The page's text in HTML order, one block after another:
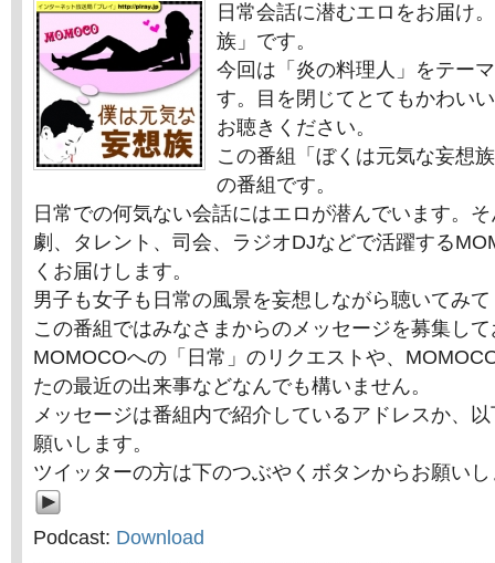
日常会話に潜むエロをお届け
族」です。
今回は「炎の料理人」をテー
す。目を閉じてとてもかわい
お聴きください。
この番組「ぼくは元気な妄想
の番組です。
日常での何気ない会話にはエロが潜んでいます。
劇、タレント、司会、ラジオDJなどで活躍する
くお届けします。
男子も女子も日常の風景を妄想しながら聴いてみ
この番組ではみなさまからのメッセージを募集し
MOMOCOへの「日常」のリクエストや、
たの最近の出来事などなんでも構いません。
メッセージは番組内で紹介しているアドレスか、
願いします。
ツイッターの方は下のつぶやくボタンからお願い
Podcast: Download